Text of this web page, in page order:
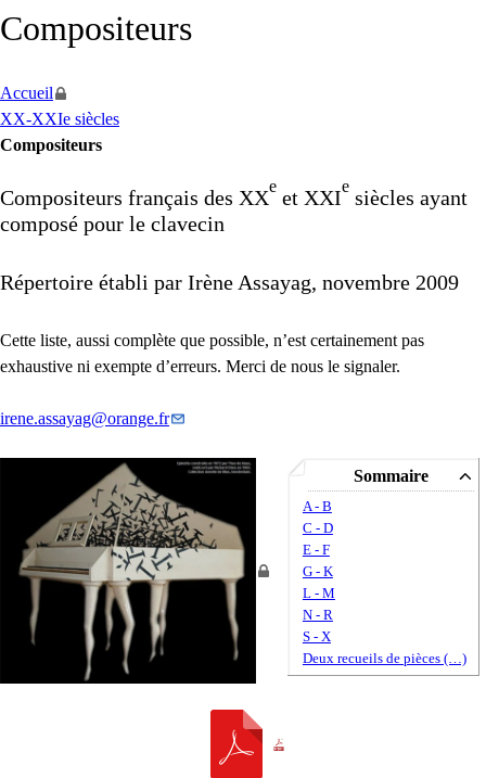
Compositeurs
Accueil
XX-XXIe siècles
Compositeurs
Compositeurs français des XXe et XXIe siècles ayant
composé pour le clavecin
Répertoire établi par Irène Assayag, novembre 2009
Cette liste, aussi complète que possible, n’est certainement pas
exhaustive ni exempte d’erreurs. Merci de nous le signaler.
irene.assayag@orange.fr
Sommaire
A - B
C - D
E - F
G - K
L - M
N - R
S - X
Deux recueils de pièces (…)